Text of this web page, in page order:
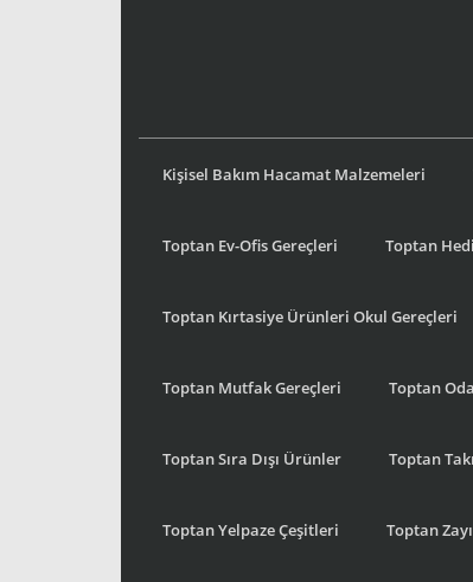
Kişisel Bakım Hacamat Malzemeleri
Toptan Ev-Ofis Gereçleri Toptan
Toptan Kırtasiye Ürünleri Okul Gereçleri
Toptan Mutfak Gereçleri Toptan
Toptan Sıra Dışı Ürünler Toptan
Toptan Yelpaze Çeşitleri Toptan